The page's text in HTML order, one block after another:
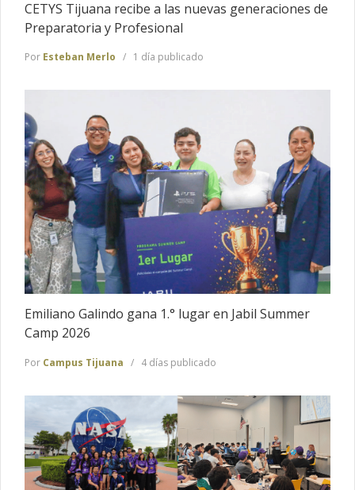
CETYS Tijuana recibe a las nuevas generaciones de
Preparatoria y Profesional
Por Esteban Merlo 1 día publicado
Emiliano Galindo gana 1.° lugar en Jabil Summer
Camp 2026
Por Campus Tijuana 4 días publicado